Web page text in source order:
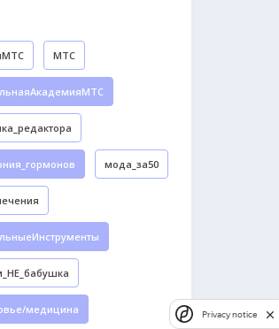
МТС
мода_за50
медицина Privacy notice